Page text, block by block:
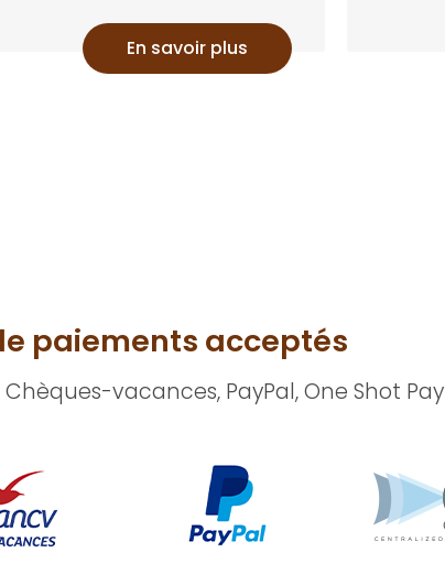
En savoir plus
paiements acceptés
vacances, PayPal, One Shot Pay